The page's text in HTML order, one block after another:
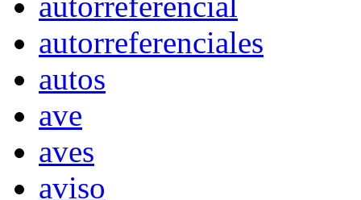
autorreferenciales
autos
ave
aves
aviso